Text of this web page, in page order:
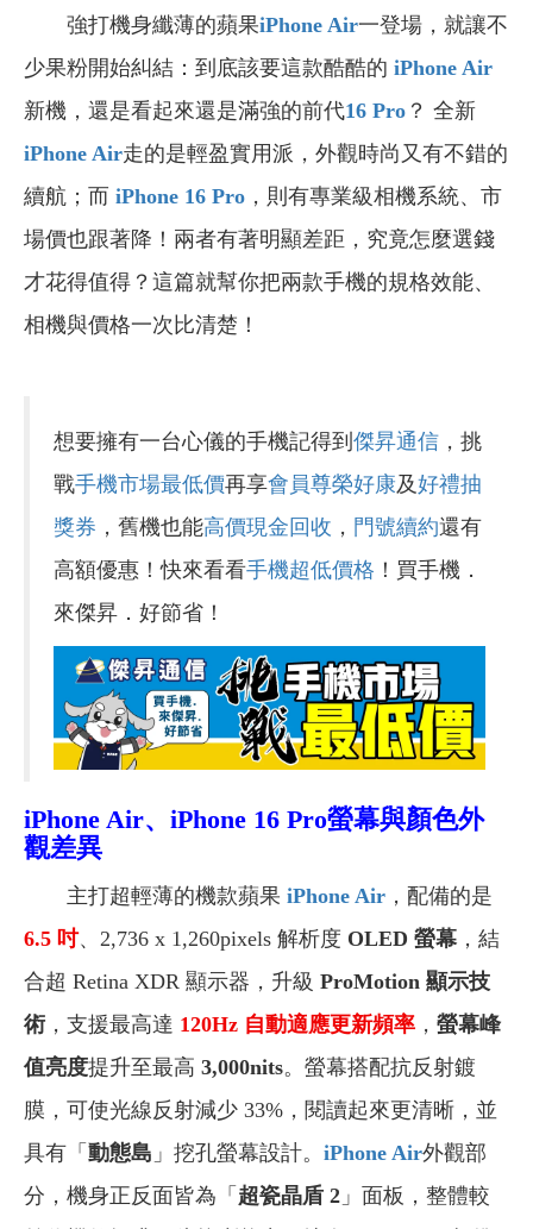
強打機身纖薄的蘋果iPhone Air一登場，就讓不
少果粉開始糾結：到底該要這款酷酷的 iPhone Air
新機，還是看起來還是滿強的前代16 Pro ？ 全新
iPhone Air走的是輕盈實用派，外觀時尚又有不錯的
續航；而 iPhone 16 Pro ，則有專業級相機系統、市
場價也跟著降！兩者有著明顯差距，究竟怎麼選錢
才花得值得？這篇就幫你把兩款手機的規格效能、
相機與價格一次比清楚！
想要擁有一台心儀的手機記得到 傑昇通信 ，挑
戰手機市場最低價再享會員尊榮好康及好禮抽
獎券 ，舊機也能高價現金回收 ， 門號續約還有
高額優惠！快來看看手機超低價格 ！買手機．
來傑昇．好節省！
iPhone Air、iPhone 16 Pro螢幕與顏色外
觀差異
主打超輕薄的機款蘋果 iPhone Air ，配備的是
6.5 吋、2,736 x 1,260pixels 解析度 OLED 螢幕 ，結
合超 Retina XDR 顯示器，升級 ProMotion 顯示技
術，支援最高達 120Hz 自動適應更新頻率 ， 螢幕峰
值亮度提升至最高 3,000nits。螢幕搭配抗反射鍍
膜，可使光線反射減少 33%，閱讀起來更清晰 ，並
具有「 動態島 」挖孔螢幕設計。 iPhone Air外觀部
分，機身正反面皆為「 超瓷晶盾 2 」面板，整體較